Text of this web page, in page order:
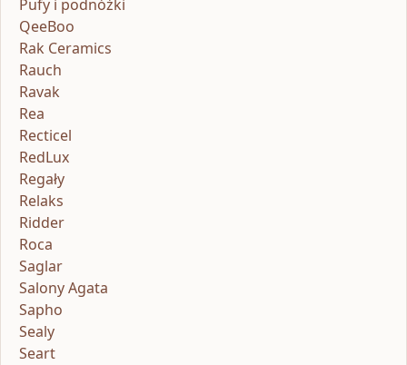
Pufy i podnóżki
QeeBoo
Rak Ceramics
Rauch
Ravak
Rea
Recticel
RedLux
Regały
Relaks
Ridder
Roca
Saglar
Salony Agata
Sapho
Sealy
Seart